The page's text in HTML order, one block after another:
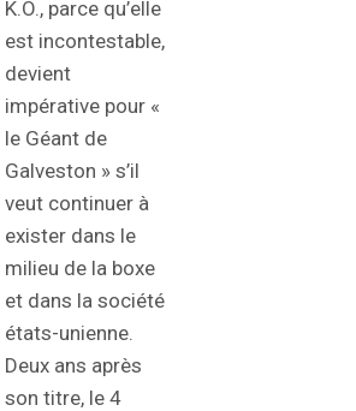
K.O., parce qu’elle
est incontestable,
devient
impérative pour «
le Géant de
Galveston » s’il
veut continuer à
exister dans le
milieu de la boxe
et dans la société
états-unienne.
Deux ans après
son titre, le 4